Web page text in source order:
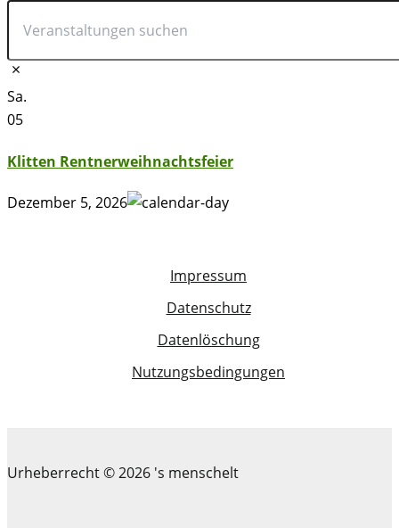
Sa.
05
Klitten Rentnerweihnachtsfeier
Dezember 5, 2026
Impressum
Datenschutz
Datenlöschung
Nutzungsbedingungen
Urheberrecht © 2026 's menschelt